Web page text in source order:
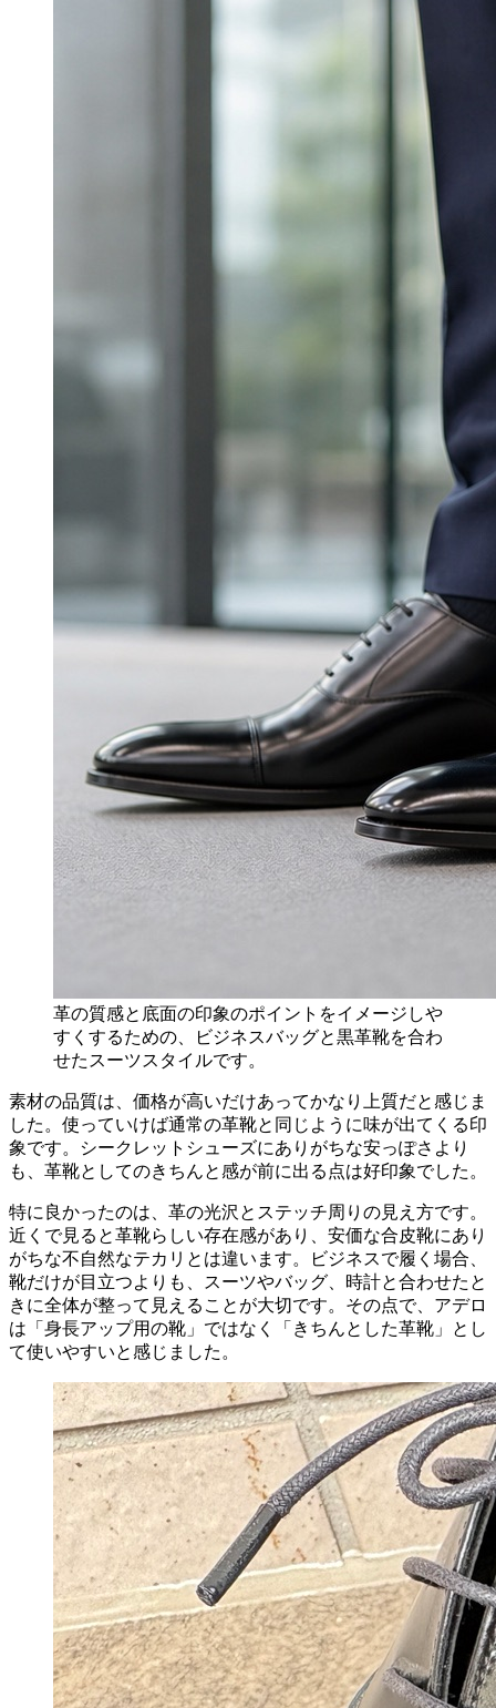
革の質感と底面の印象のポイントをイメージしや
すくするための、ビジネスバッグと黒革靴を合わ
せたスーツスタイルです。
素材の品質は、価格が高いだけあってかなり上質だと感じま
した。使っていけば通常の革靴と同じように味が出てくる印
象です。シークレットシューズにありがちな安っぽさより
も、革靴としてのきちんと感が前に出る点は好印象でした。
特に良かったのは、革の光沢とステッチ周りの見え方です。
近くで見ると革靴らしい存在感があり、安価な合皮靴にあり
がちな不自然なテカリとは違います。ビジネスで履く場合、
靴だけが目立つよりも、スーツやバッグ、時計と合わせたと
きに全体が整って見えることが大切です。その点で、アデロ
は「身長アップ用の靴」ではなく「きちんとした革靴」とし
て使いやすいと感じました。